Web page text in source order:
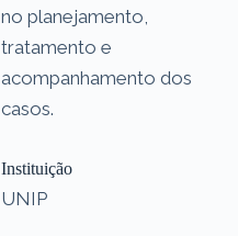
no planejamento,
tratamento e
acompanhamento dos
casos.
Instituição
UNIP